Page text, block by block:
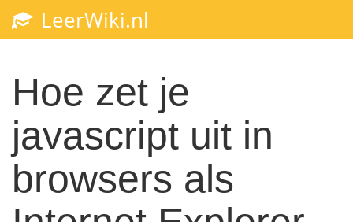
LeerWiki.nl
Hoe zet je
javascript uit in
browsers als